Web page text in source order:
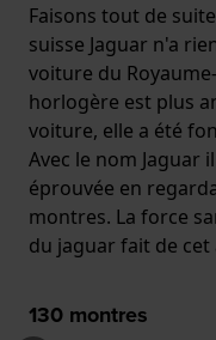
Faisons tout de
suisse Jaguar n'a
voiture du
horlogère est plus
voiture, elle a été
Avec le nom
éprouvée en
montres. La force
du jaguar fait de cet
130 montres